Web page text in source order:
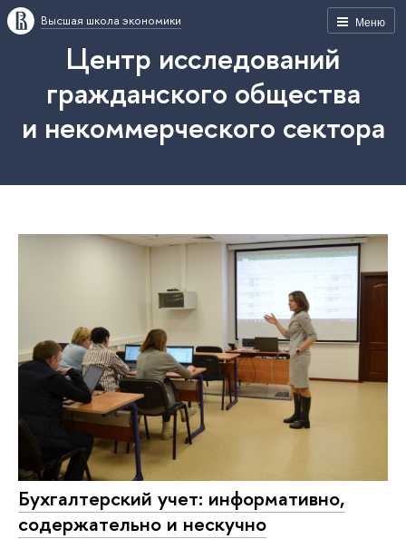
Меню
Высшая школа экономики
Центр исследований
гражданского общества
и некоммерческого сектора
Бухгалтерский учет: информативно,
содержательно и нескучно